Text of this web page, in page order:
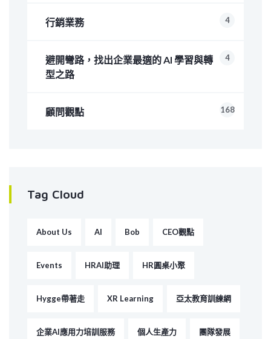
行銷業務 4
避開彎路，找出企業最適的 AI 學習與轉
型之路
4
顧問觀點 168
Tag Cloud
About Us AI Bob CEO觀點
Events HRAI助理 HR圓桌小聚
Hygge帶著走 XR Learning 亞太教育訓練網
企業AI應用力培訓服務 個人生產力 團隊發展